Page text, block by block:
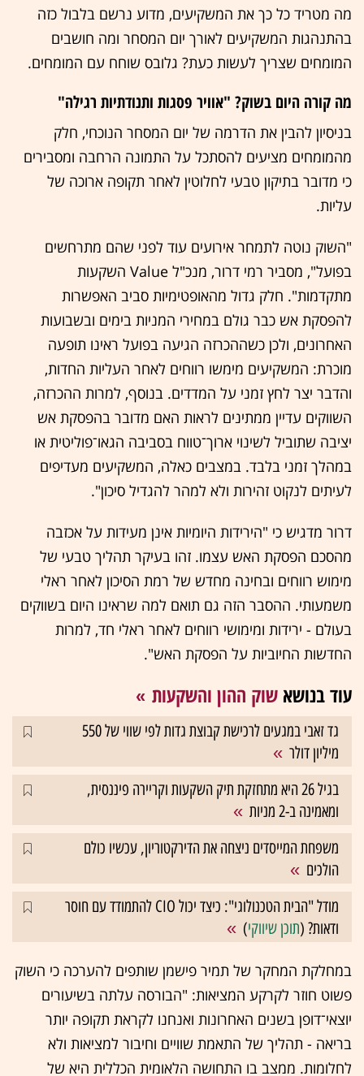
מה מטריד כל כך את המשקיעים, מדוע נרשם בלבול כזה
בהתנהגות המשקיעים לאורך יום המסחר ומה חושבים
המומחים שצריך לעשות כעת? גלובס שוחח עם המומחים.
מה קורה היום בשוק? "אוויר פסגות ותנודתיות רגילה"
בניסיון להבין את הדרמה של יום המסחר הנוכחי, חלק
מהמומחים מציעים להסתכל על התמונה הרחבה ומסבירים
כי מדובר בתיקון טבעי לחלוטין לאחר תקופה ארוכה של
עליות.
"השוק נוטה לתמחר אירועים עוד לפני שהם מתרחשים
בפועל", מסביר רמי דרור, מנכ"ל Value השקעות
מתקדמות". חלק גדול מהאופטימיות סביב האפשרות
להפסקת אש כבר גולם במחירי המניות בימים ובשבועות
האחרונים, ולכן כשההכרזה הגיעה בפועל ראינו תופעה
מוכרת: המשקיעים מימשו רווחים לאחר העליות החדות,
והדבר יצר לחץ זמני על המדדים. בנוסף, למרות ההכרזה,
השווקים עדיין ממתינים לראות האם מדובר בהפסקת אש
יציבה שתוביל לשינוי ארוך־טווח בסביבה הגאו־פוליטית או
במהלך זמני בלבד. במצבים כאלה, המשקיעים מעדיפים
לעיתים לנקוט זהירות ולא למהר להגדיל סיכון".
דרור מדגיש כי "הירידות היומיות אינן מעידות על אכזבה
מהסכם הפסקת האש עצמו. זהו בעיקר תהליך טבעי של
מימוש רווחים ובחינה מחדש של רמת הסיכון לאחר ראלי
משמעותי. ההסבר הזה גם תואם למה שראינו היום בשווקים
בעולם - ירידות ומימושי רווחים לאחר ראלי חד, למרות
החדשות החיוביות על הפסקת האש".
עוד בנושא שוק ההון והשקעות
גד זאבי במגעים לרכישת קבוצת גדות לפי שווי של 550
מיליון דולר
בגיל 26 היא מתחזקת תיק השקעות וקריירה פיננסית,
ומאמינה ב-2 מניות
משפחת המייסדים ניצחה את הדירקטוריון, עכשיו כולם
הולכים
מודל "הבית הטכנולוגי": כיצד יכול CIO להתמודד עם חוסר
ודאות? (תוכן שיווקי)
במחלקת המחקר של תמיר פישמן שותפים להערכה כי השוק
פשוט חוזר לקרקע המציאות: "הבורסה עלתה בשיעורים
יוצאי־דופן בשנים האחרונות ואנחנו לקראת תקופה יותר
בריאה - תהליך של התאמת שוויים וחיבור למציאות ולא
לחלומות. ממצב בו התחושה הלאומית הכללית היא של